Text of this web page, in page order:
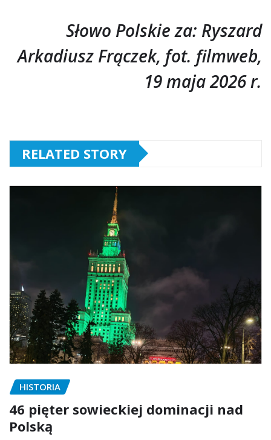
Słowo Polskie za: Ryszard
Arkadiusz Frączek, fot. filmweb,
19 maja 2026 r.
RELATED STORY
HISTORIA
46 pięter sowieckiej dominacji nad
Polską